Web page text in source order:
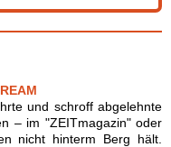
und schroff abgelehnte
– im "ZEITmagazin" oder
nicht hinterm Berg hält.